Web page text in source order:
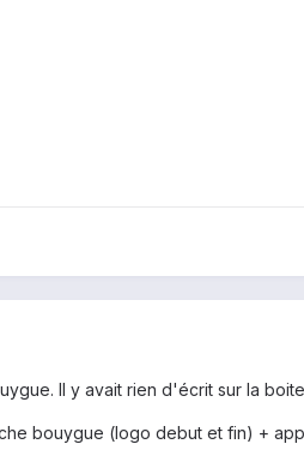
Il y avait rien d'écrit sur la
bouygue (logo debut et fin) +